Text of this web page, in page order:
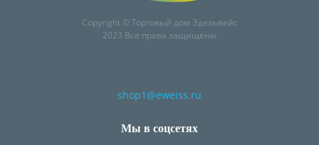
Copyright © Торговый дом Эдельвейс
2023 Все права защищены
shop1@eweiss.ru
Мы в соцсетях